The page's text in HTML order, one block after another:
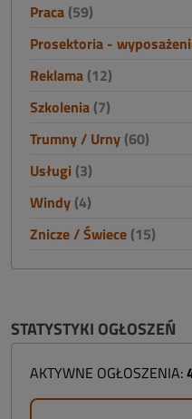
Praca (59)
Prosektoria -
Reklama (12)
Szkolenia (7)
Trumny / Urny (60)
Usługi (3)
Windy (4)
Znicze / Świece (15)
STATYSTYKI OGŁOSZEŃ
AKTYWNE OGŁOSZENIA: